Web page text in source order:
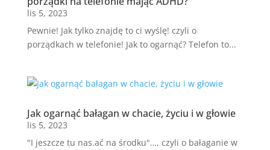
lis 5, 2023
Pewnie! Jak tylko znajdę to ci wyślę! czyli o
porządkach w telefonie! Jak to ogarnąć? Telefon to...
Jak ogarnąć bałagan w chacie, życiu i w głowie
lis 5, 2023
"I jeszcze tu nas.ać na środku"…, czyli o bałaganie w